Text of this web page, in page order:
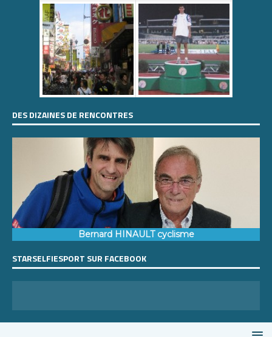
DES DIZAINES DE RENCONTRES
Bernard HINAULT cyclisme
STARSELFIESPORT SUR FACEBOOK